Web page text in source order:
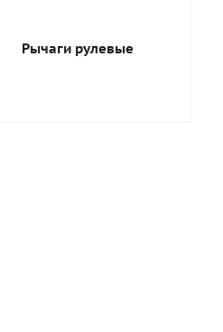
Рычаги рулевые